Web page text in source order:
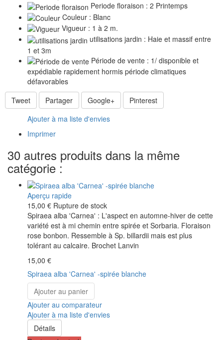
Periode floraison : 2 Printemps
Couleur : Blanc
Vigueur : 1 à 2 m.
utilisations jardin : Haie et massif entre
1 et 3m
Période de vente : 1/ disponible et
expédiable rapidement hormis période climatiques
défavorables
Tweet
Partager Google+
Pinterest
Ajouter à ma liste d'envies
Imprimer
30 autres produits dans la même
catégorie :
Aperçu rapide
15,00 € Rupture de stock
Spiraea alba 'Carnea' : L'aspect en automne-hiver de cette
variété est à mi chemin entre spirée et Sorbaria. Floraison
rose bonbon. Ressemble à Sp. billardii mais est plus
tolérant au calcaire. Brochet Lanvin
15,00 €
Spiraea alba 'Carnea' -spirée blanche
Ajouter au panier
Ajouter au comparateur
Ajouter à ma liste d'envies
Détails